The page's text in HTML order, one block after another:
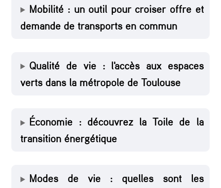
Mobilité : un outil pour croiser offre et
demande de transports en commun
Qualité de vie : l'accès aux espaces
verts dans la métropole de Toulouse
Économie : découvrez la Toile de la
transition énergétique
Modes de vie : quelles sont les